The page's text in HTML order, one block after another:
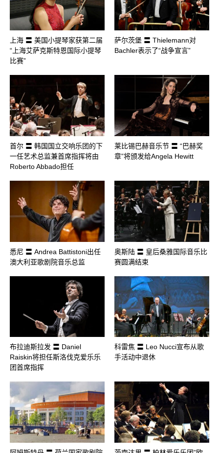
上海 〓 美国小提琴家获第二届
“上海艾萨克斯特恩国际小提琴
比赛”
萨尔茨堡 〓 Thielemann对
Bachler表示了“战争宣言”
首尔 〓 韩国国立交响乐团的下
一任艺术总监兼首席指挥将由
Roberto Abbado担任
莱比锡巴赫音乐节 〓 “巴赫奖
章”将颁发给Angela Hewitt
悉尼 〓 Andrea Battistoni出任
澳大利亚歌剧院音乐总监
奥斯陆 〓 皇后桑雅国际音乐比
赛圆满结束
布拉迪斯拉发 〓 Daniel
Raiskin将担任斯洛伐克爱乐乐
团首席指挥
科雷焦 〓 Leo Nucci宣布从歌
手活动中退休